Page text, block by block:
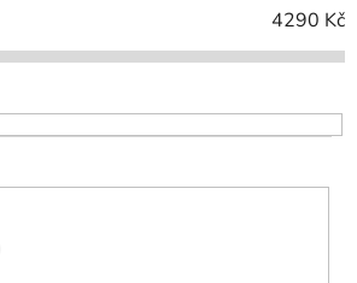
4290 Kč